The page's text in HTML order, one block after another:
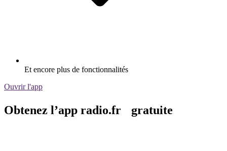
Et encore plus de fonctionnalités
Ouvrir l'app
Obtenez l’app radio.fr gratuite